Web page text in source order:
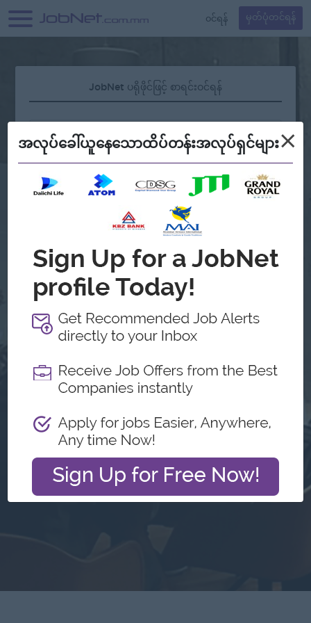
၀င်ရန် မှတ်ပုံတင်ရန်
JobNet ပရိုဖိုင်ဖြင့် စာရင်းဝင်ရန်
လျှို့ဝှက်နံပါတ် မေ့နေပါသလား?
သို့မဟုတ်
Continue with Google
အကောင့်မရှိသေးဘူးလား?မှတ်ပုံတင်မယ်
အလုပ်ခေါ်ယူနေသောထိပ်တန်းအလုပ်ရှင်များ×